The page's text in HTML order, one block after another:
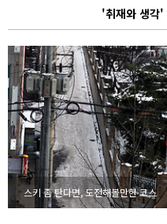
'취재와 생각'
스키 좀 탄다면, 도전해볼만한 코스